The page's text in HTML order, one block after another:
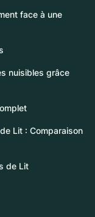
face à une
nuisibles grâce
Lit : Comparaison
de Lit